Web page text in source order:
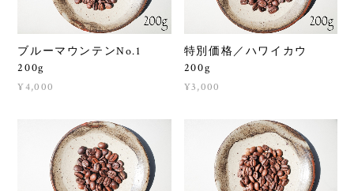
ブルーマウンテンNo.1
200g
¥4,000
特別価格／ハワイカウ
200g
¥3,000